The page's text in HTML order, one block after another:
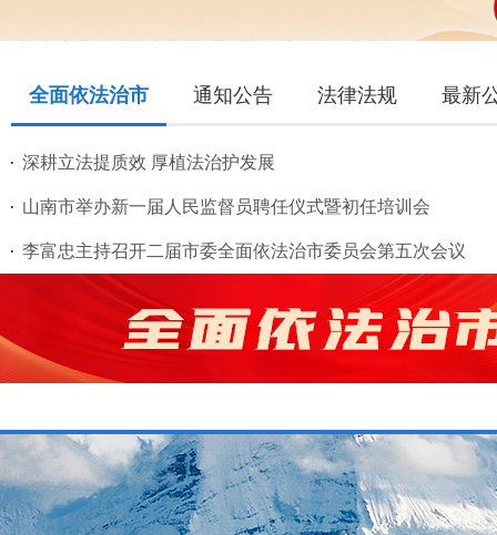
全面依法治市 通知公告 法律法规 最新
深耕立法提质效 厚植法治护发展
山南市举办新一届人民监督员聘任仪式暨初任培训会
李富忠主持召开二届市委全面依法治市委员会第五次会议